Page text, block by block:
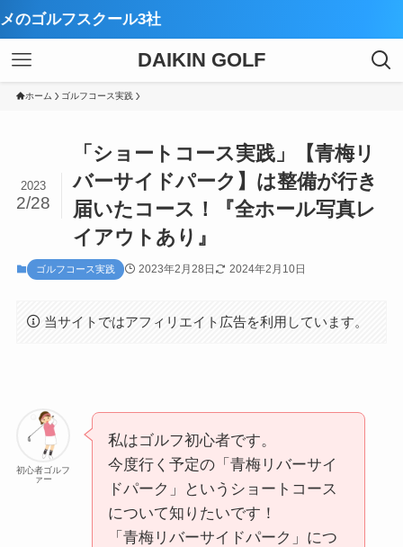
DAIKIN GOLF
ホーム ゴルフコース実践
「ショートコース実践」【青梅リ
バーサイドパーク】は整備が行き
届いたコース！『全ホール写真レ
イアウトあり』
2023
2/28
ゴルフコース実践 2023年2月28日 2024年2月10日
当サイトではアフィリエイト広告を利用しています。
初心者ゴルフ
ァー
私はゴルフ初心者です。
今度行く予定の「青梅リバーサイ
ドパーク」というショートコース
について知りたいです！
「青梅リバーサイドパーク」につ